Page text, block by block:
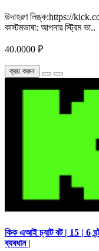
উদাহরণ লিঙ্ক:https://
কাস্টমভাষা: আপনার স্ট্রিম ভা..
40.0000 ₽
ক্রয় করুন
কিক এআই চ্যাট বট | 15 | 6
ব্যবধান |